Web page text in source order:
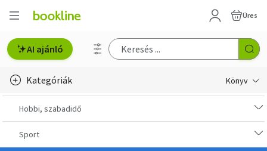
Üres
AI ajánló
Kategóriák Könyv
Életmód, egészség
Erotika
Hobbi, szabadidő
Sport